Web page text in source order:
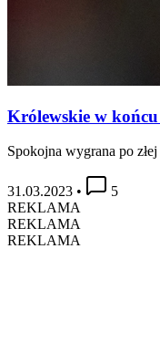
Królewskie w końcu
Spokojna wygrana po złej
31.03.2023 •
5
REKLAMA
REKLAMA
REKLAMA